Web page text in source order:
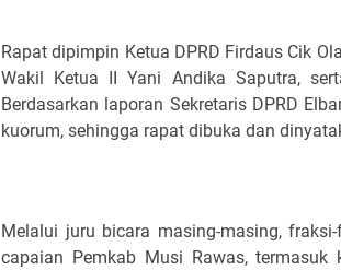
Rapat dipimpin Ketua DPRD Firdaus Cik
Wakil Ketua II Yani Andika Saputra,
Berdasarkan laporan Sekretaris DPRD
kuorum, sehingga rapat dibuka dan
Melalui juru bicara masing-masing,
capaian Pemkab Musi Rawas,